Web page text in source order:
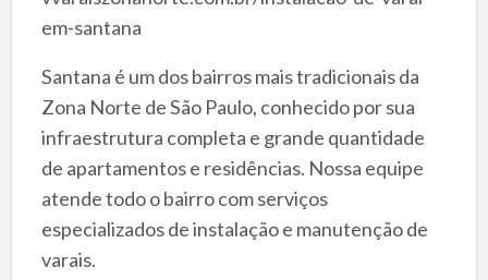
em-santana
Santana é um dos bairros mais tradicionais da
Zona Norte de São Paulo, conhecido por sua
infraestrutura completa e grande quantidade
de apartamentos e residências. Nossa equipe
atende todo o bairro com serviços
especializados de instalação e manutenção de
varais.